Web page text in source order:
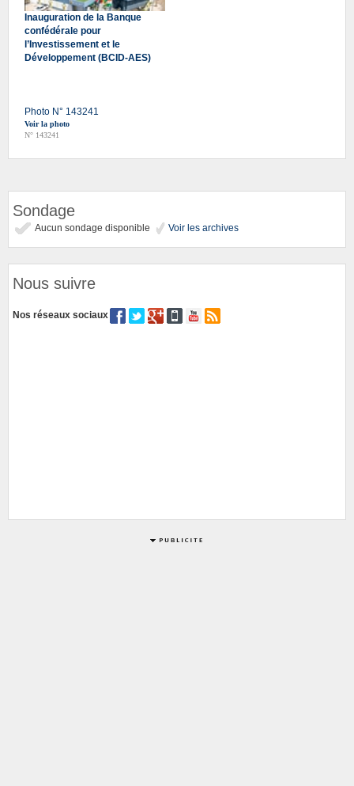
Inauguration de la Banque
confédérale pour
l’Investissement et le
Développement (BCID-AES)
Photo N° 143241
Voir la photo
N° 143241
Sondage
Aucun sondage disponible Voir les archives
Nous suivre
Nos réseaux sociaux